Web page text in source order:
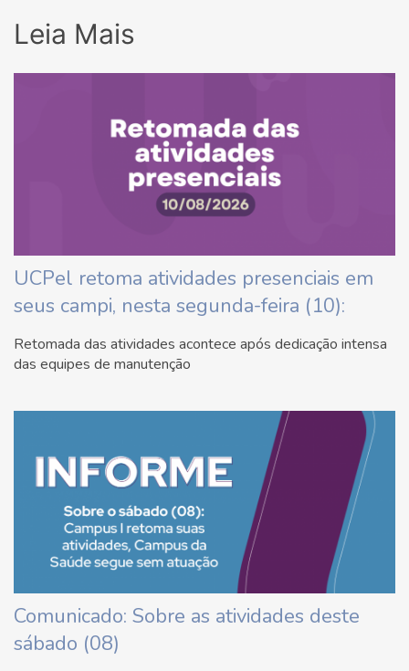
Leia Mais
UCPel retoma atividades presenciais em
seus campi, nesta segunda-feira (10):
Retomada das atividades acontece após dedicação intensa
das equipes de manutenção
Comunicado: Sobre as atividades deste
sábado (08)